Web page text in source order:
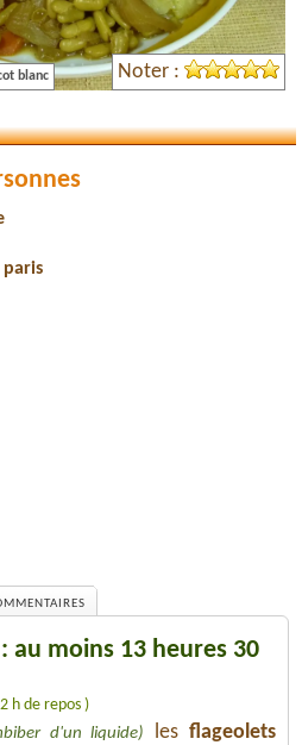
blanc Noter :
au moins 13 heures 30
h de repos )
d'un liquide) lesflageolets